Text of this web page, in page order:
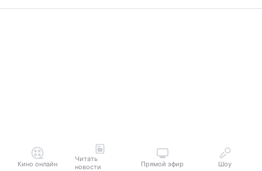
Кино онлайн
Читать
новости
Прямой эфир Шоу